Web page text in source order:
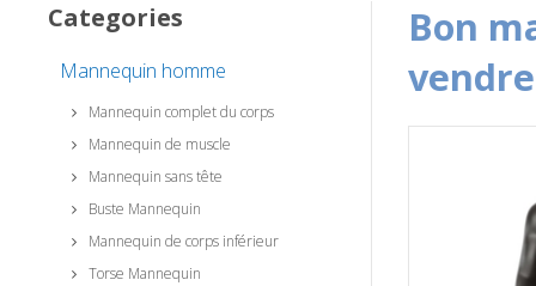
Categories
Mannequin homme
Mannequin complet du corps
Mannequin de muscle
Mannequin sans tête
Buste Mannequin
Mannequin de corps inférieur
Torse Mannequin
bon marché sans tête mannequin homme à
vendre